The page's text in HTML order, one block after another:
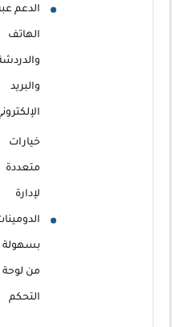
الدعم
الهاتف
والبريد
خيارات
متعددة
لإدارة
بسهولة
من لوحة
التحكم